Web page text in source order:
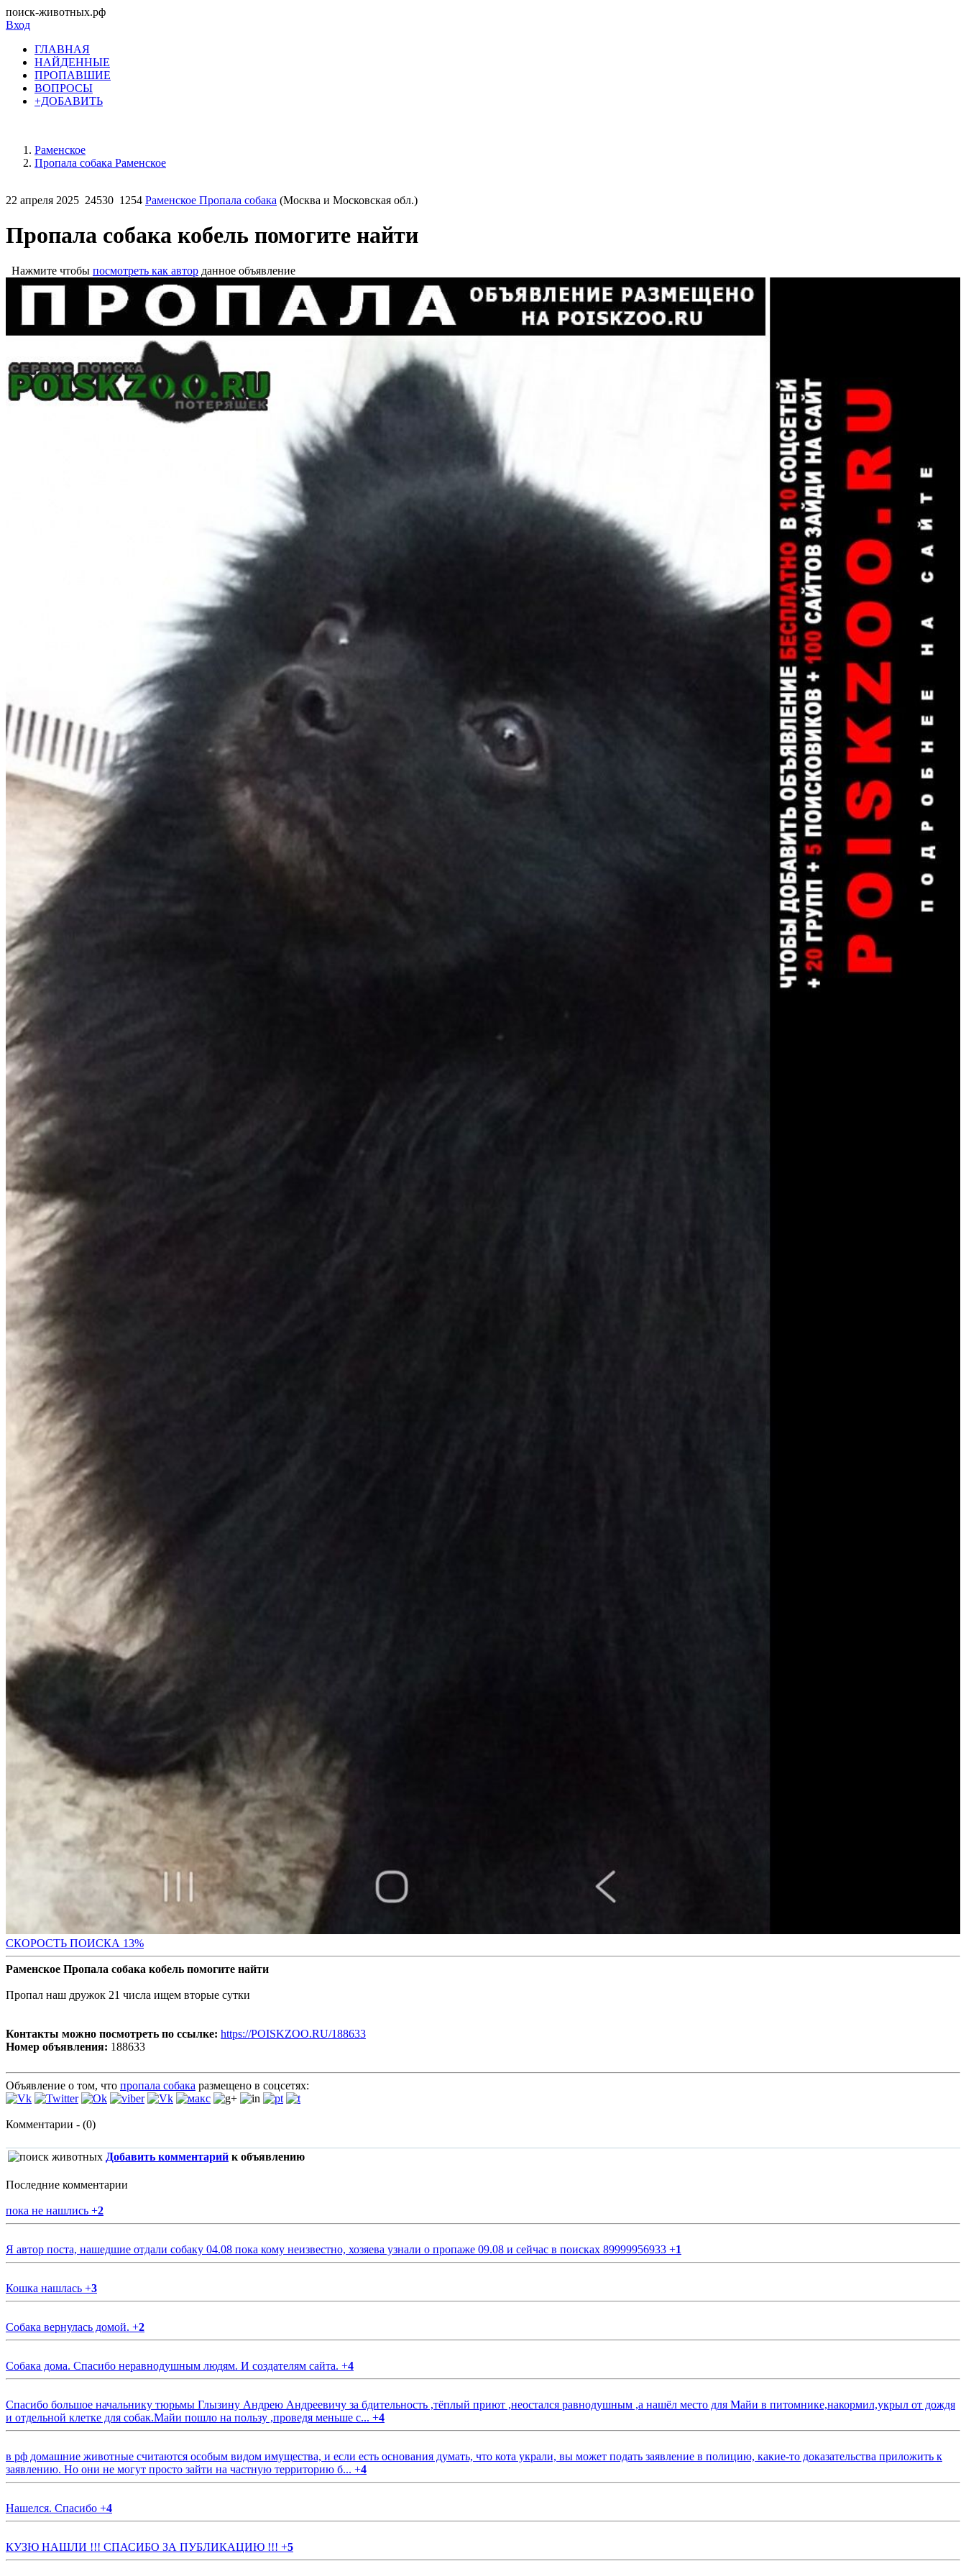
поиск-животных.рф
Вход
ГЛАВНАЯ
НАЙДЕННЫЕ
ПРОПАВШИЕ
ВОПРОСЫ
+ДОБАВИТЬ
Раменское
Пропала собака Раменское
22 апреля 2025 24530 1254 Раменское Пропала собака (Москва и Московская обл.)
Пропала собака кобель помогите найти
Нажмите чтобы посмотреть как автор данное объявление
СКОРОСТЬ ПОИСКА 13%
Раменское Пропала собака кобель помогите найти
Пропал наш дружок 21 числа ищем вторые сутки
Контакты можно посмотреть по ссылке: https://POISKZOO.RU/188633
Номер объявления: 188633
Объявление о том, что пропала собака размещено в соцсетях:
Комментарии - (0)
Добавить комментарий к объявлению
Последние комментарии
пока не нашлись +2
Я автор поста, нашедшие отдали собаку 04.08 пока кому неизвестно, хозяева узнали о пропаже 09.08 и сейчас в поисках 89999956933 +1
Кошка нашлась +3
Собака вернулась домой. +2
Собака дома. Спасибо неравнодушным людям. И создателям сайта. +4
Спасибо большое начальнику тюрьмы Глызину Андрею Андреевичу за бдительность ,тёплый приют ,неостался равнодушным ,а нашёл место для Майи в питомнике,накормил,укрыл от дождя
и отдельной клетке для собак.Майи пошло на пользу ,проведя меньше с... +4
в рф домашние животные считаются особым видом имущества, и если есть основания думать, что кота украли, вы может подать заявление в полицию, какие-то доказательства приложить к
заявлению. Но они не могут просто зайти на частную территорию б... +4
Нашелся. Спасибо +4
КУЗЮ НАШЛИ !!! СПАСИБО ЗА ПУБЛИКАЦИЮ !!! +5